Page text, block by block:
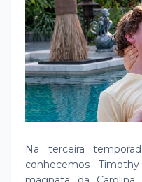
Na terceira
conhecemos